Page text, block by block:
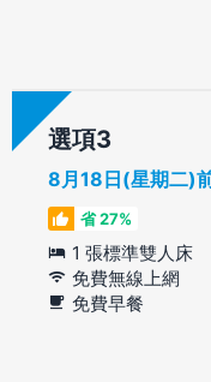
選項
8月18日(星期二)
省 27%
1 張標準雙人床
免費無線上網
免費早餐